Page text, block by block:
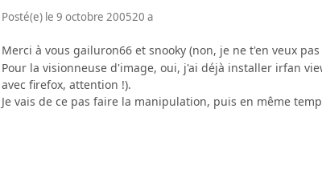
Posté(e) le 9 octobre 200520 a
Merci à vous gailuron66 et snooky (non, je ne t'en veux pas
Pour la visionneuse d'image, oui, j'ai déjà installer irfan
avec firefox, attention !).
Je vais de ce pas faire la manipulation, puis en même